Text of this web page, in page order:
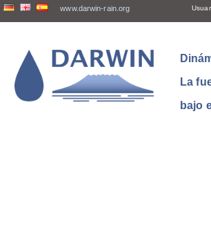
www.darwin-rain.org
La
bajo